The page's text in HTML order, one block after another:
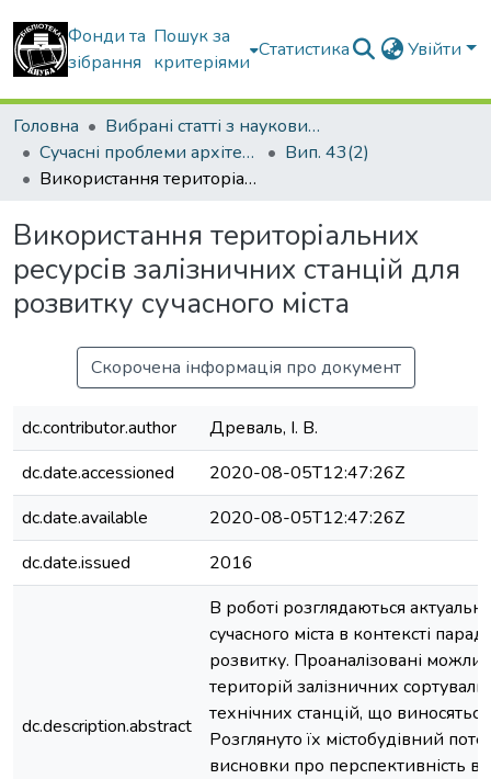
Фонди та
зібрання
Пошук за
критеріями
Статистика Увійти
Головна
Вибрані статті з наукових збірників КНУБА
Сучасні проблеми архітектури та містобудування
Вип. 43(2)
Використання територіальних ресурсів залізничних станцій для розвитку сучасного міста
Використання територіальних
ресурсів залізничних станцій для
розвитку сучасного міста
Скорочена інформація про документ
dc.contributor.author
Древаль, І. В.
dc.date.accessioned
2020-08-05T12:47:26Z
dc.date.available
2020-08-05T12:47:26Z
dc.date.issued
2016
dc.description.abstract
В роботі розглядаються
сучасного міста в контексті
розвитку. Проаналізовані
територій залізничних
технічних станцій, що
Розглянуто їх містобудівний
висновки про перспективність